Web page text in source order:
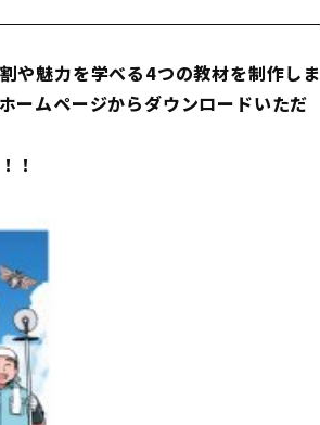
や魅力を学べる4つの教材を制作しま
ームページからダウンロードいただ
！